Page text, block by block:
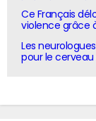
Ce Français
violence grâce
Les
pour le